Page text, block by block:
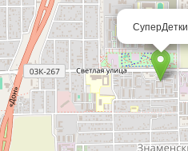
СуперДетки